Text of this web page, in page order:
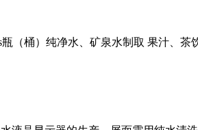
瓶（桶）纯净水、矿泉水制取 果汁、